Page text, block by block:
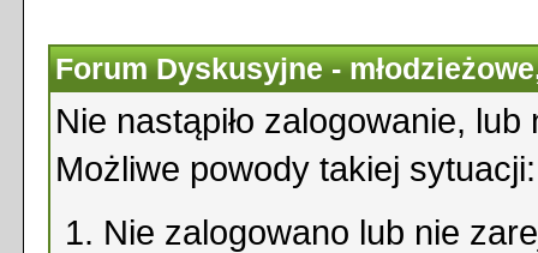
Forum Dyskusyjne -
Nie nastąpiło zalogowanie,
Możliwe powody takiej sytuacji:
Nie zalogowano lub nie